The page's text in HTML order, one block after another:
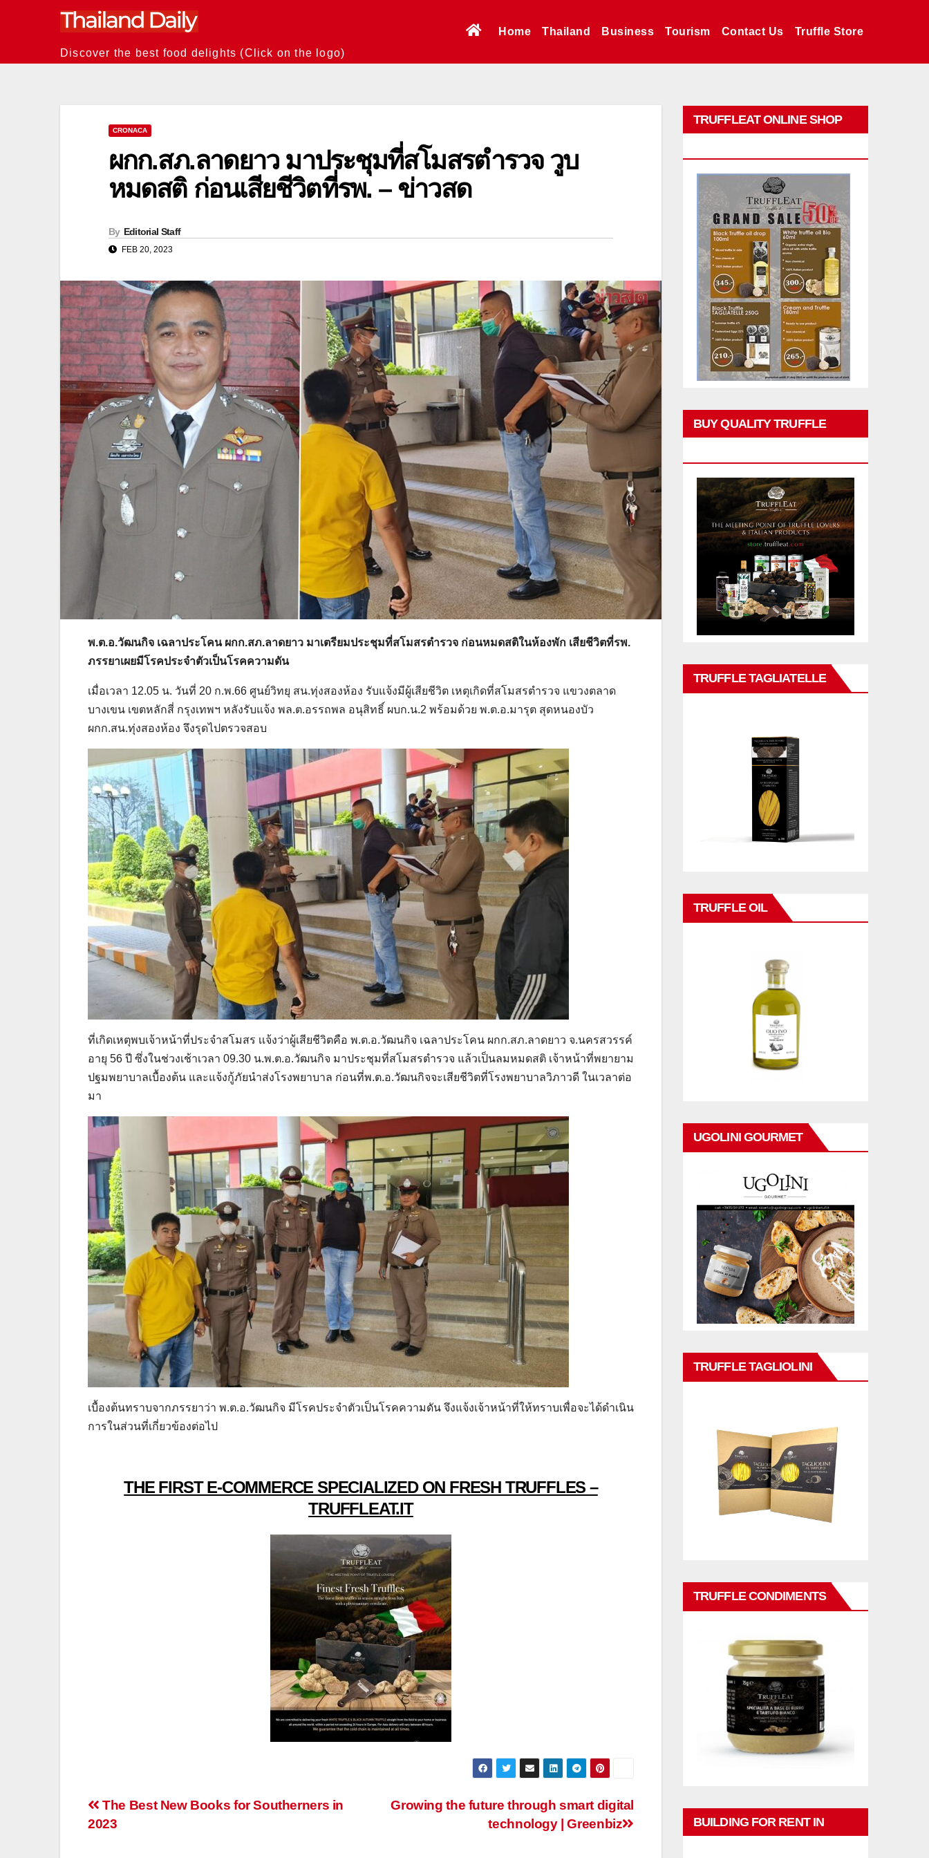
Discover the best food delights (Click on the logo)
Home Thailand Business Tourism Contact Us Truffle Store
CRONACA
ผกก.สภ.ลาดยาว มาประชุมที่สโมสรตำรวจ วูบ
หมดสติ ก่อนเสียชีวิตที่รพ. – ข่าวสด
By Editorial Staff
FEB 20, 2023
พ.ต.อ.วัฒนกิจ เฉลาประโคน ผกก.สภ.ลาดยาว มาเตรียมประชุมที่สโมสรตำรวจ ก่อนหมดสติในห้องพัก เสียชีวิตที่รพ.
ภรรยาเผยมีโรคประจำตัวเป็นโรคความดัน
เมื่อเวลา 12.05 น. วันที่ 20 ก.พ.66 ศูนย์วิทยุ สน.ทุ่งสองห้อง รับแจ้งมีผู้เสียชีวิต เหตุเกิดที่สโมสรตำรวจ แขวงตลาด
บางเขน เขตหลักสี่ กรุงเทพฯ หลังรับแจ้ง พล.ต.อรรถพล อนุสิทธิ์ ผบก.น.2 พร้อมด้วย พ.ต.อ.มารุต สุดหนองบัว
ผกก.สน.ทุ่งสองห้อง จึงรุดไปตรวจสอบ
ที่เกิดเหตุพบเจ้าหน้าที่ประจำสโมสร เเจ้งว่าผู้เสียชีวิตคือ พ.ต.อ.วัฒนกิจ เฉลาประโคน ผกก.สภ.ลาดยาว ​จ.นครสวรรค์
อายุ 56 ปี ซึ่งในช่วงเช้าเวลา 09.30 น.พ.ต.อ.วัฒนกิจ มาประชุมที่สโมสรตำรวจ แล้วเป็นลมหมดสติ เจ้าหน้าที่พยายาม
ปฐมพยาบาลเบื้องต้น และแจ้งกู้ภัยนำส่งโรงพยาบาล ก่อนที่พ.ต.อ.วัฒนกิจจะเสียชีวิตที่โรงพยาบาลวิภาวดี ในเวลาต่อ
มา
เบื้องต้นทราบจากภรรยาว่า พ.ต.อ.วัฒนกิจ มีโรคประจำตัวเป็นโรคความดัน จึงแจ้งเจ้าหน้าที่ให้ทราบเพื่อจะได้ดำเนิน
การในส่วนที่เกี่ยวข้องต่อไป
THE FIRST E-COMMERCE SPECIALIZED ON FRESH TRUFFLES –
TRUFFLEAT.IT
Post
Growing the future through smart digital
technology | Greenbiz
The Best New Books for Southerners in
2023
TRUFFLEAT ONLINE SHOP
BUY QUALITY TRUFFLE
TRUFFLE TAGLIATELLE
TRUFFLE OIL
UGOLINI GOURMET
TRUFFLE TAGLIOLINI
TRUFFLE CONDIMENTS
BUILDING FOR RENT IN